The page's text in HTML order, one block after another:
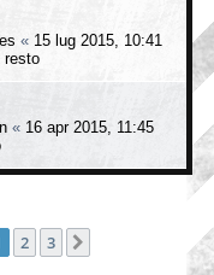
« 15 lug 2015, 10:41
resto
« 16 apr 2015, 11:45
2 3